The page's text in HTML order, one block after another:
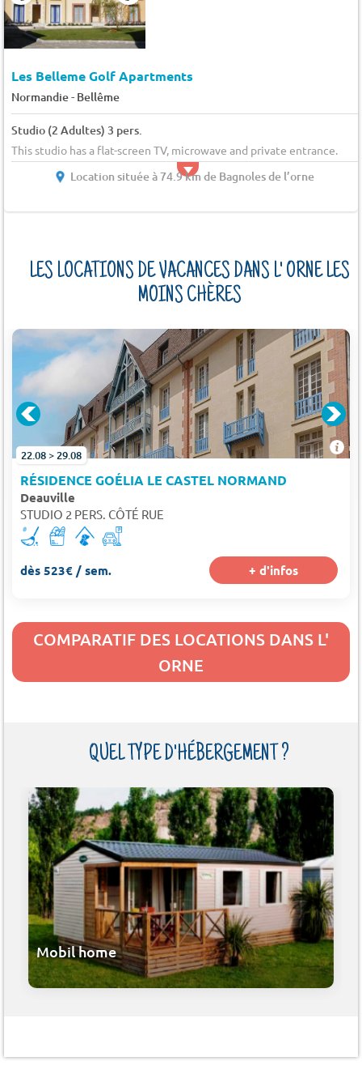
Les Belleme Golf Apartments
Normandie- Bellême
Studio (2 Adultes) 3 pers.
This studio has a flat-screen TV, microwave and private entrance.
Location située à 74.9 km de Bagnoles de l’orne
LES LOCATIONS DE VACANCES DANS L' ORNE LES
MOINS CHÈRES
22.08 > 29.08
RÉSIDENCE GOÉLIA LE CASTEL NORMAND
Deauville
STUDIO 2 PERS. CÔTÉ RUE
dès 523€ / sem. + d'infos
COMPARATIF DES LOCATIONS DANS L'
ORNE
QUEL TYPE D'HÉBERGEMENT ?
Mobil home